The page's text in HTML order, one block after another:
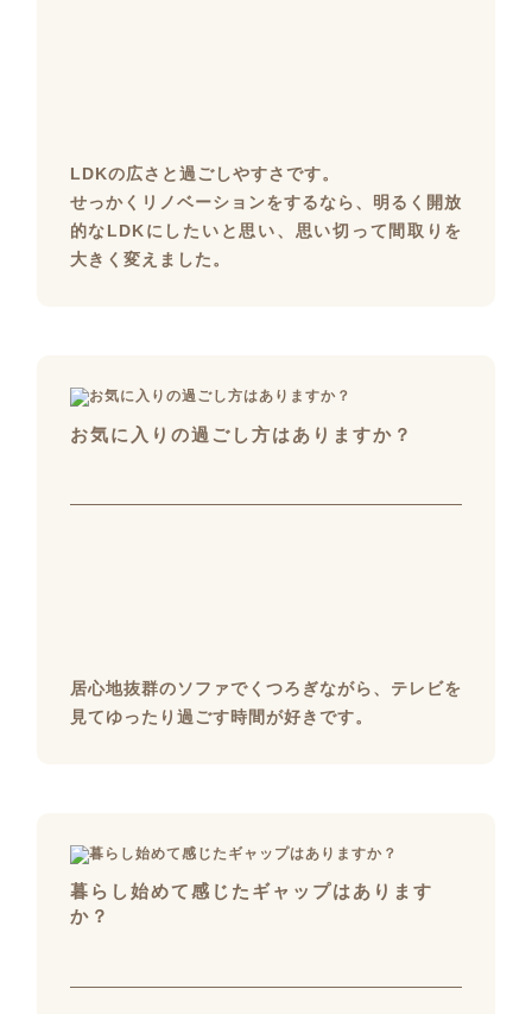
LDKの広さと過ごしやすさです。
せっかくリノベーションをするなら、明るく開放
的なLDKにしたいと思い、思い切って間取りを
大きく変えました。
お気に入りの過ごし方はありますか？
居心地抜群のソファでくつろぎながら、テレビを
見てゆったり過ごす時間が好きです。
暮らし始めて感じたギャップはあります
か？